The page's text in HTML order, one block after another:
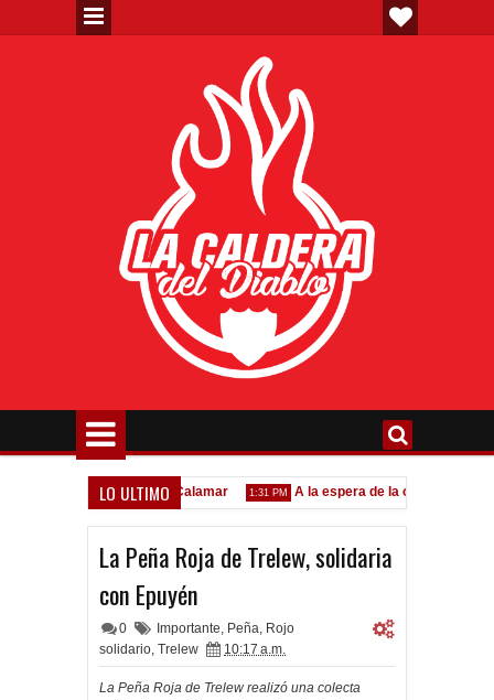
LO ULTIMO
Convocados ante el Calamar 1:31 PM A la espera de la oferta formal por
La Peña Roja de Trelew, solidaria
con Epuyén
0 Importante, Peña, Rojo
solidario, Trelew 10:17 a.m.
La Peña Roja de Trelew realizó una colecta